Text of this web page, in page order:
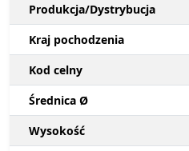
Produkcja/Dystrybucja
Kraj pochodzenia
Kod celny
Średnica Ø
Wysokość